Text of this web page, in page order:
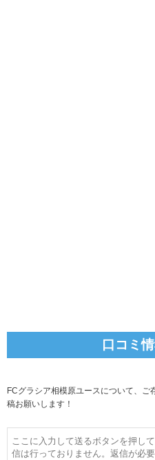
口コミ
FCグラシア相模原ユースについて、
稿お願いします！